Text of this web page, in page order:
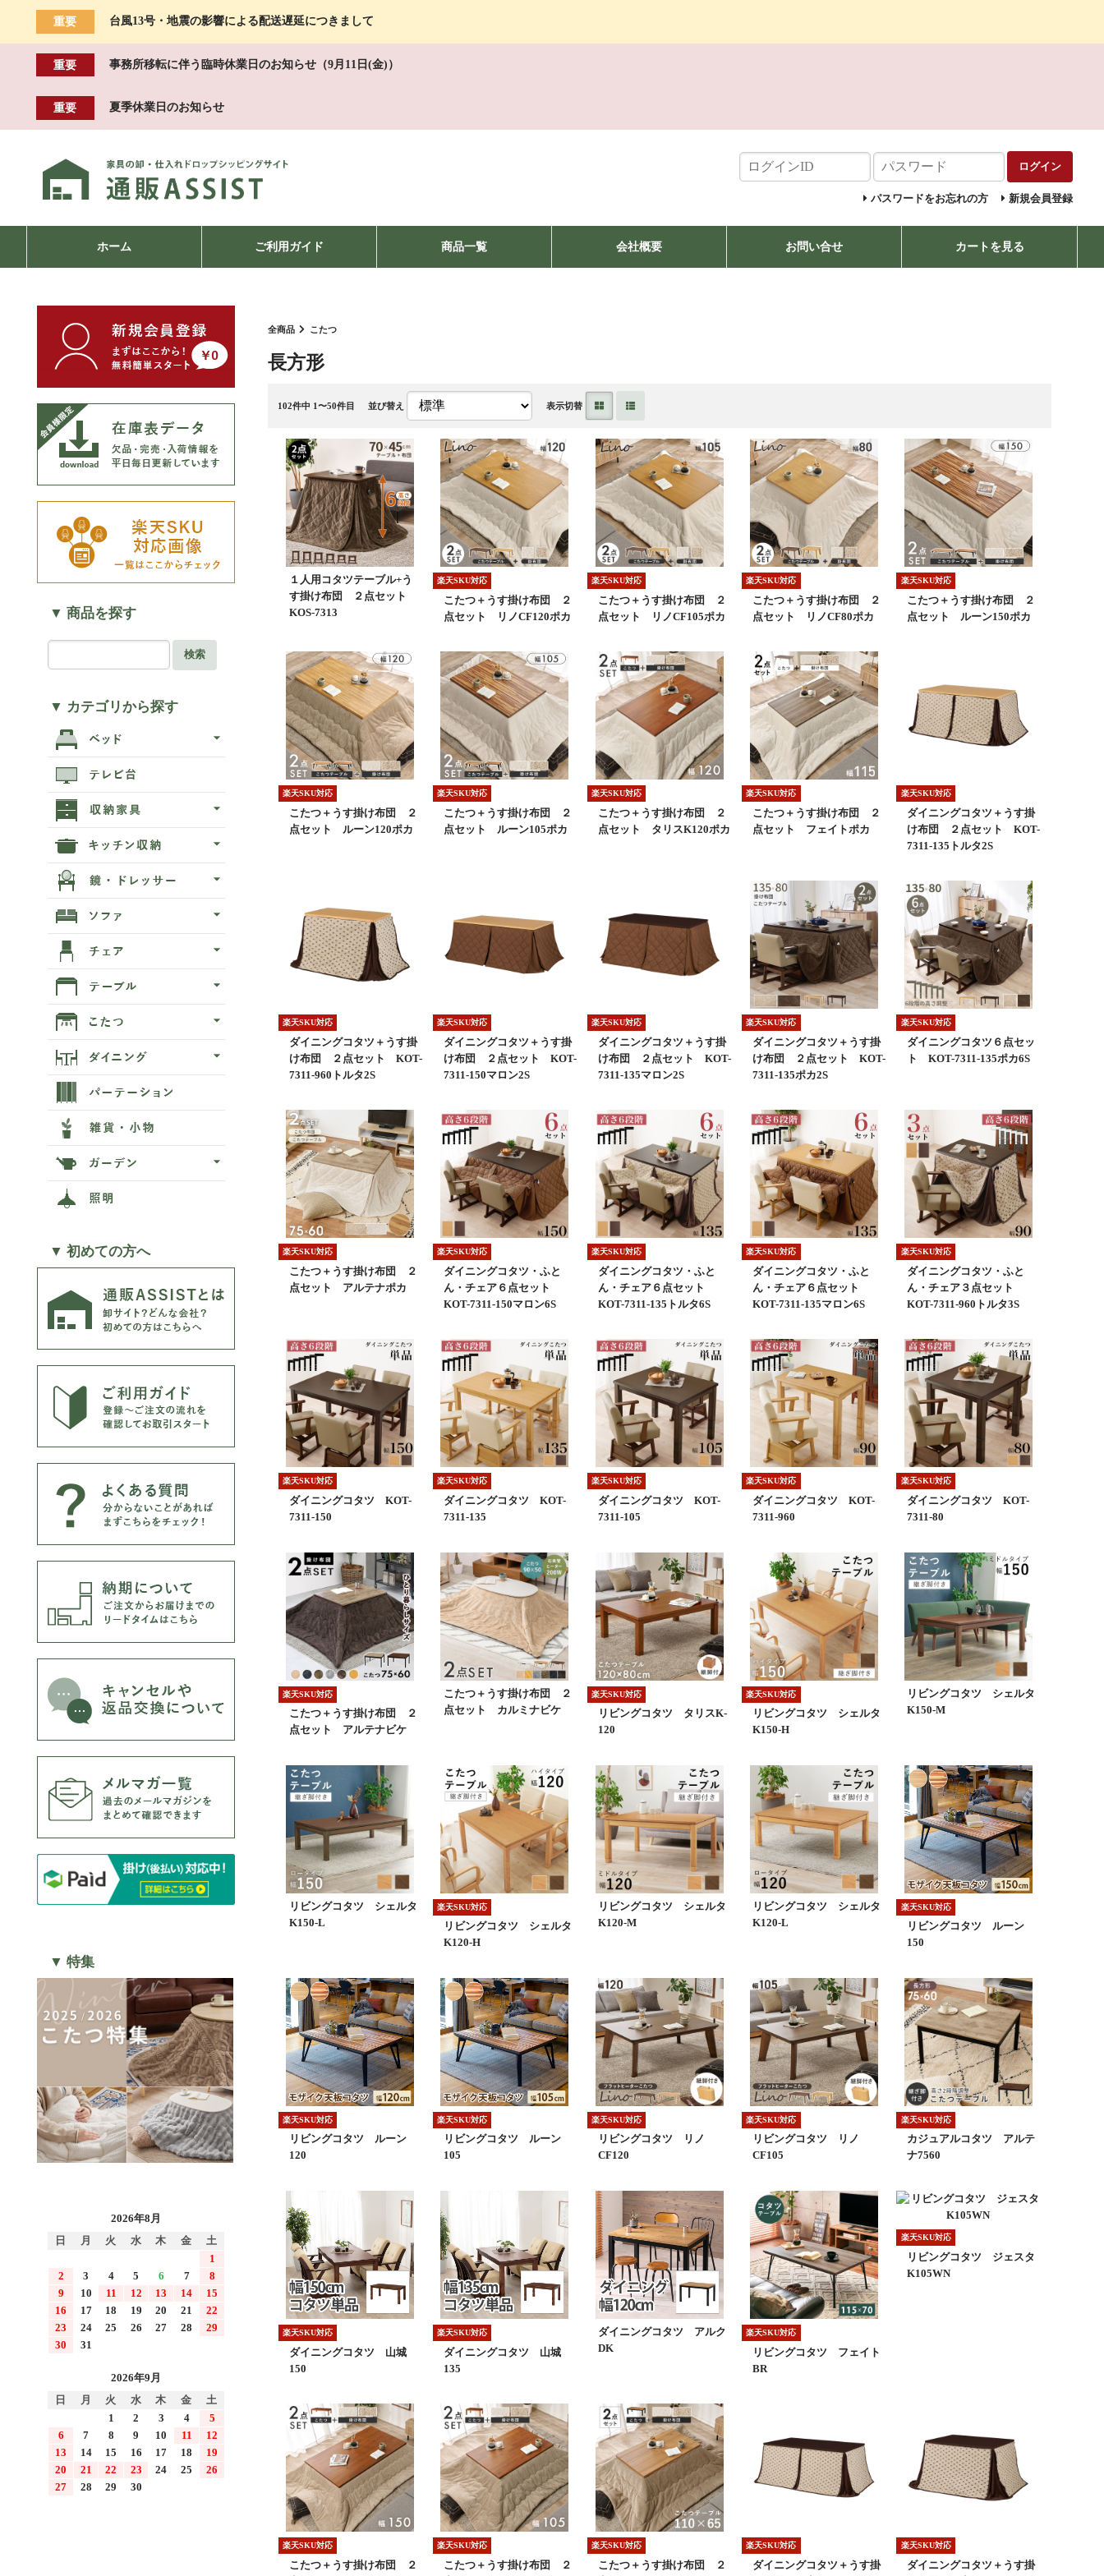
重要 台風13号・地震の影響による配送遅延につきまして
重要 事務所移転に伴う臨時休業日のお知らせ（9月11日(金)）
重要 夏季休業日のお知らせ
ログイン
パスワードをお忘れの方 新規会員登録
ホーム ご利用ガイド 商品一覧 会社概要 お問い合せ カートを見る
全商品 こたつ
長方形
102件中 1〜50件目 並び替え 表示切替
１人用コタツテーブル+う
す掛け布団 ２点セット
KOS-7313
楽天SKU対応
こたつ＋うす掛け布団 ２
点セット リノCF120ポカ
楽天SKU対応
こたつ＋うす掛け布団 ２
点セット リノCF105ポカ
楽天SKU対応
こたつ＋うす掛け布団 ２
点セット リノCF80ポカ
楽天SKU対応
こたつ＋うす掛け布団 ２
点セット ルーン150ポカ
楽天SKU対応
こたつ＋うす掛け布団 ２
点セット ルーン120ポカ
楽天SKU対応
こたつ＋うす掛け布団 ２
点セット ルーン105ポカ
楽天SKU対応
こたつ＋うす掛け布団 ２
点セット タリスK120ポカ
楽天SKU対応
こたつ＋うす掛け布団 ２
点セット フェイトポカ
楽天SKU対応
ダイニングコタツ＋うす掛
け布団 ２点セット KOT-
7311-135トルタ2S
楽天SKU対応
ダイニングコタツ＋うす掛
け布団 ２点セット KOT-
7311-960トルタ2S
楽天SKU対応
ダイニングコタツ＋うす掛
け布団 ２点セット KOT-
7311-150マロン2S
楽天SKU対応
ダイニングコタツ＋うす掛
け布団 ２点セット KOT-
7311-135マロン2S
楽天SKU対応
ダイニングコタツ＋うす掛
け布団 ２点セット KOT-
7311-135ポカ2S
楽天SKU対応
ダイニングコタツ６点セッ
ト KOT-7311-135ポカ6S
楽天SKU対応
こたつ＋うす掛け布団 ２
点セット アルテナポカ
楽天SKU対応
ダイニングコタツ・ふと
ん・チェア６点セット
KOT-7311-150マロン6S
楽天SKU対応
ダイニングコタツ・ふと
ん・チェア６点セット
KOT-7311-135トルタ6S
楽天SKU対応
ダイニングコタツ・ふと
ん・チェア６点セット
KOT-7311-135マロン6S
楽天SKU対応
ダイニングコタツ・ふと
ん・チェア３点セット
KOT-7311-960トルタ3S
楽天SKU対応
ダイニングコタツ KOT-
7311-150
楽天SKU対応
ダイニングコタツ KOT-
7311-135
楽天SKU対応
ダイニングコタツ KOT-
7311-105
楽天SKU対応
ダイニングコタツ KOT-
7311-960
楽天SKU対応
ダイニングコタツ KOT-
7311-80
楽天SKU対応
こたつ＋うす掛け布団 ２
点セット アルテナビケ
こたつ＋うす掛け布団 ２
点セット カルミナビケ
楽天SKU対応
リビングコタツ タリスK-
120
楽天SKU対応
リビングコタツ シェルタ
K150-H
リビングコタツ シェルタ
K150-M
リビングコタツ シェルタ
K150-L
楽天SKU対応
リビングコタツ シェルタ
K120-H
リビングコタツ シェルタ
K120-M
リビングコタツ シェルタ
K120-L
楽天SKU対応
リビングコタツ ルーン
150
楽天SKU対応
リビングコタツ ルーン
120
楽天SKU対応
リビングコタツ ルーン
105
楽天SKU対応
リビングコタツ リノ
CF120
楽天SKU対応
リビングコタツ リノ
CF105
楽天SKU対応
カジュアルコタツ アルテ
ナ7560
楽天SKU対応
ダイニングコタツ 山城
150
楽天SKU対応
ダイニングコタツ 山城
135
ダイニングコタツ アルク
DK
楽天SKU対応
リビングコタツ フェイト
BR
楽天SKU対応
リビングコタツ ジェスタ
K105WN
楽天SKU対応
こたつ＋うす掛け布団 ２
楽天SKU対応
こたつ＋うす掛け布団 ２
楽天SKU対応
こたつ＋うす掛け布団 ２
楽天SKU対応
ダイニングコタツ＋うす掛
楽天SKU対応
ダイニングコタツ＋うす掛
▼ 商品を探す
検索
▼ カテゴリから探す
▼ 初めての方へ
▼ 特集
2026年8月
日
月 火 水 木 金
土
1
2
3 4 5 6 7
8
9
10 11 12 13 14
15
16
17 18 19 20 21
22
23
24 25 26 27 28
29
30
31
2026年9月
日
月 火 水 木 金
土
1
2 3 4
5
6
7 8 9 10 11
12
13
14 15 16 17 18
19
20
21 22 23 24 25
26
27
28 29 30